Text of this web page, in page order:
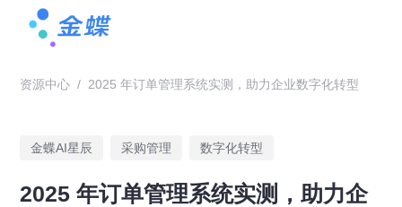
资源中心 / 2025 年订单管理系统实测，助力企业数字化转型
金蝶AI星辰 采购管理 数字化转型
2025 年订单管理系统实测，助力企